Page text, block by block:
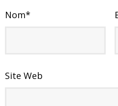
Nom*
Site Web